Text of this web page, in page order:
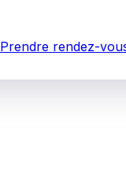
Prendre rendez-